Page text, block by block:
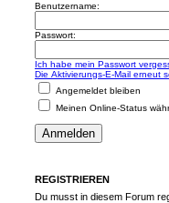
Benutzername:
Passwort:
Ich habe mein Passwort
Die Aktivierungs-E-Mail erneut
Angemeldet bleiben
Meinen Online-Status
REGISTRIEREN
Du musst in diesem Forum